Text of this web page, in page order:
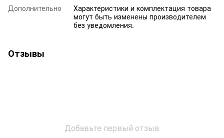
Дополнительно
Характеристики и комплектация товара
могут быть изменены производителем
без уведомления.
Отзывы
Добавьте первый отзыв